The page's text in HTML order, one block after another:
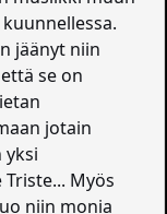
jäänyt niin
se on
jotain
yksi
Myös
niin monia